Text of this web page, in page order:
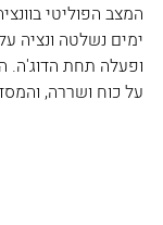
המצב הפוליטי
ימים נשלטה ונציה
ופעלה תחת הדוג'ה.
על כוח ושררה,